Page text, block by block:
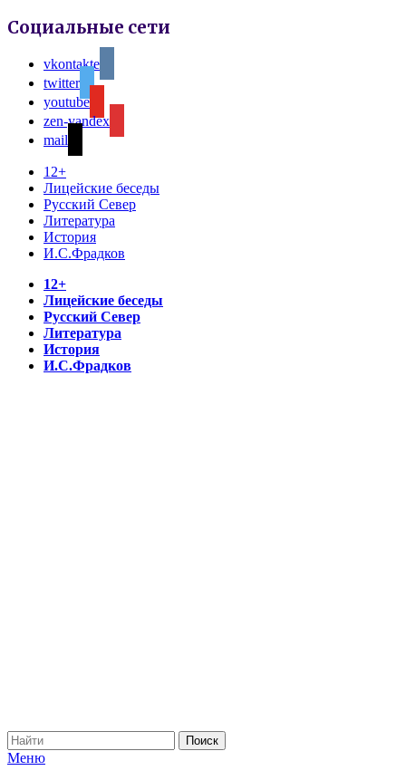
Социальные сети
vkontakte
twitter
youtube
zen-yandex
mail
12+
Лицейские беседы
Русский Север
Литература
История
И.С.Фрадков
12+
Лицейские беседы
Русский Север
Литература
История
И.С.Фрадков
Меню